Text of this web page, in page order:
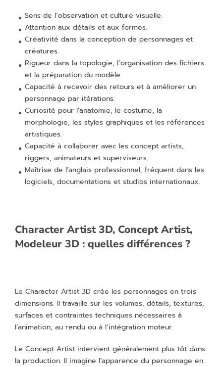
Sens de l’observation et culture visuelle.
Attention aux détails et aux formes.
Créativité dans la conception de personnages et
créatures.
Rigueur dans la topologie, l’organisation des fichiers
et la préparation du modèle.
Capacité à recevoir des retours et à améliorer un
personnage par itérations.
Curiosité pour l’anatomie, le costume, la
morphologie, les styles graphiques et les références
artistiques.
Capacité à collaborer avec les concept artists,
riggers, animateurs et superviseurs.
Maîtrise de l’anglais professionnel, fréquent dans les
logiciels, documentations et studios internationaux.
Character Artist 3D, Concept Artist,
Modeleur 3D : quelles différences ?
Le Character Artist 3D crée les personnages en trois
dimensions. Il travaille sur les volumes, détails, textures,
surfaces et contraintes techniques nécessaires à
l’animation, au rendu ou à l’intégration moteur.
Le Concept Artist intervient généralement plus tôt dans
la production. Il imagine l’apparence du personnage en